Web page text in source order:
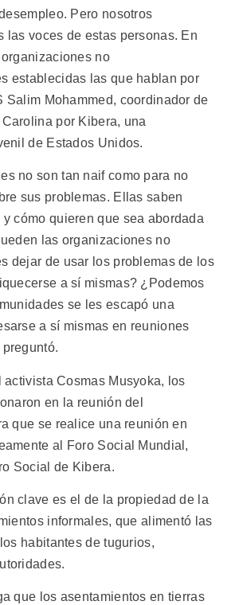
Pero nosotros
las voces de estas personas. En
no
establecidas las que hablan por
Salim Mohammed, coordinador de
por Kibera, una
de Estados Unidos.
no son tan naif como para no
sus problemas. Ellas saben
cómo quieren que sea abordada
las organizaciones no
dejar de usar los problemas de los
a sí mismas? ¿Podemos
se les escapó una
a sí mismas en reuniones
activista Cosmas Musyoka, los
en la reunión del
que se realice una reunión en
al Foro Social Mundial,
Social de Kibera.
clave es el de la propiedad de la
informales, que alimentó las
habitantes de tugurios,
que los asentamientos en tierras